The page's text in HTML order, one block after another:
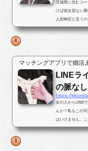
茨城県に住むコ
けば彼女居ない
人恐怖症と言う
で、そろそろ･･･
マッチングアプリで婚活,
LINEラ
の脈な
https://
女の人からLINE
んか？私もこの
はいけません。
写真です。最後